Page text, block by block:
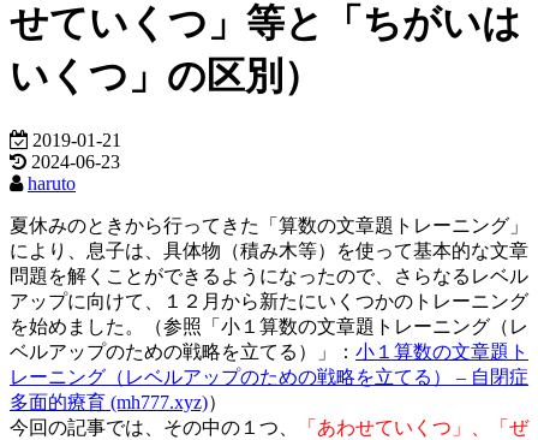
せていくつ」等と「ちがいは
いくつ」の区別）
2019-01-21
2024-06-23
haruto
夏休みのときから行ってきた「算数の文章題トレーニング」
により、息子は、具体物（積み木等）を使って基本的な文章
問題を解くことができるようになったので、さらなるレベル
アップに向けて、１２月から新たにいくつかのトレーニング
を始めました。（参照「小１算数の文章題トレーニング（レ
ベルアップのための戦略を立てる）」： 小１算数の文章題ト
レーニング（レベルアップのための戦略を立てる） – 自閉症
多面的療育 (mh777.xyz)）
今回の記事では、その中の１つ、
「あわせていくつ」、「ぜ